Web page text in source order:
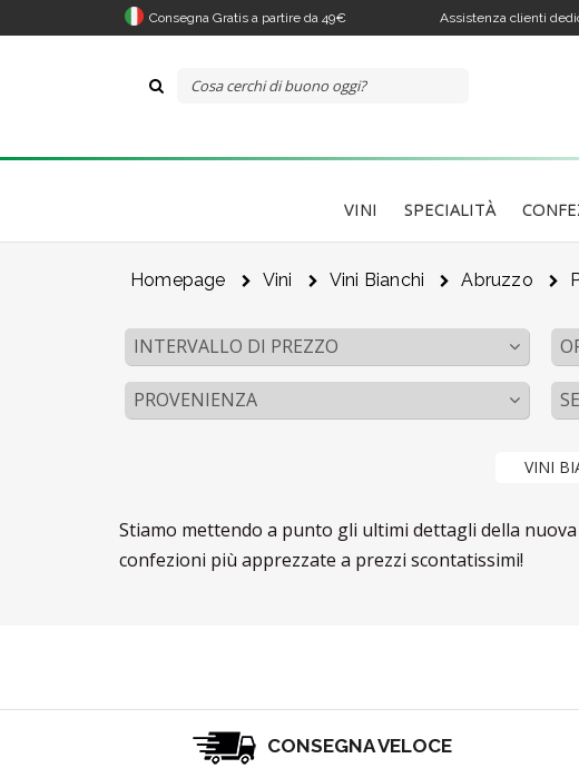
Consegna Gratis a partire da 49€ Assistenza clienti
VINI SPECIALITÀ
Homepage Vini Vini Bianchi Abruzzo
INTERVALLO DI PREZZO
PROVENIENZA
VINI
Stiamo mettendo a punto gli ultimi dettagli della
confezioni più apprezzate a prezzi scontatissimi!
CONSEGNA VELOCE